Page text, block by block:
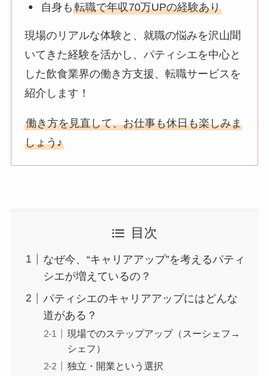
自身も転職で年収70万UPの経験あり
現場のリアルな体験と、就職の悩みを沢山聞
いてきた経験を活かし、パティシエを中心と
した飲食業界の働き方支援、転職サービスを
紹介します！
働き方を見直して、お仕事も休日も楽しみま
しょう♪
目次
なぜ今、“キャリアアップ”を考えるパティ
シエが増えているの？
パティシエのキャリアアップにはどんな
道がある？
現場でのステップアップ（スーシェフ→
シェフ）
独立・開業という選択